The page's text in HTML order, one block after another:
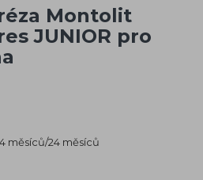
Montolit
JUNIOR pro
měsíců/24 měsíců